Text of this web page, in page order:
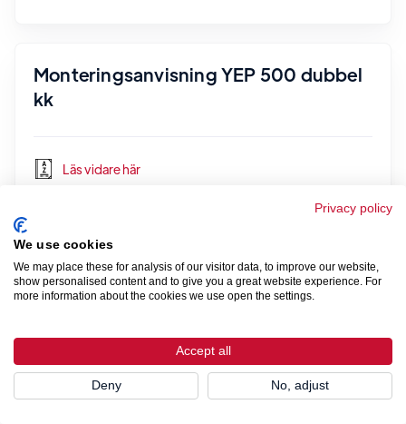
Monteringsanvisning YEP 500 dubbel
kk
Läs vidare här
Monteringsanvisning YAP 500
Privacy policy
We use cookies
We may place these for analysis of our visitor data, to improve our website,
show personalised content and to give you a great website experience. For
more information about the cookies we use open the settings.
Accept all
Deny No, adjust